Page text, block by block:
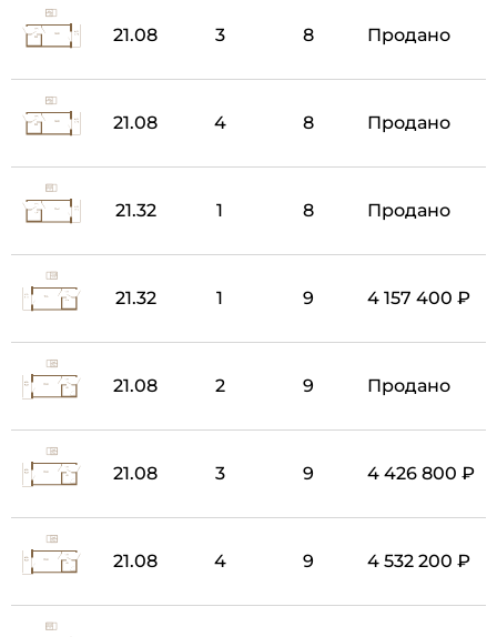
21.08 3 8 Продано
21.08 4 8 Продано
21.32 1 8 Продано
21.32 1 9 4 157 400 ₽
21.08 2 9 Продано
21.08 3 9 4 426 800 ₽
21.08 4 9 4 532 200 ₽